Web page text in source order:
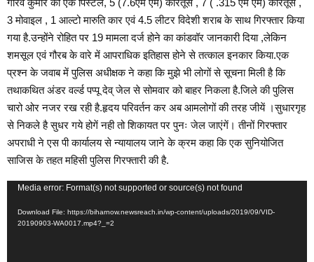
गौरव कुमार को एक पिस्टल, 5 (7.6एम एम) कारतूस , 7 ( .315 एम एम) कारतूस ,
3 मोवाइल , 1 आल्टो मारुति कार एवं 4.5 लीटर विदेशी शराब के साथ गिरफ्तार किया
गया है.उन्होंने रोहित पर 19 मामला दर्ज होने का कांडवॉर जानकारी दिया ,लेकिन
शमसूल एवं गौरब के वारे में आपराधिक इतिहास होने से तत्काल इनकार किया.एक
प्रश्न के जवाब में पुलिस अधीक्षक ने कहा कि मुझे भी लोगों से सूचना मिली है कि
तथाकथित अंडर वर्ल्ड पप्पू देव् जेल से सोमवार को बाहर निकला है.जिले की पुलिस
चारो ओर नजर रख रही है.हृदय परिवर्तन कर अब आमलोगों की तरह जीयें ।सुधारगृह
से निकले है सुधर गये होगें नही तो शिकायत पर पुनः जेल जाएंगें। तीनों गिरफ्तार
अपराधी ने एस पी कार्यालय से न्यायालय जाने के क्रम कहा कि एक सुनियोजित
साजिस के तहत महिसी पुलिस गिरफ्तारी की है.
Media error: Format(s) not supported or source(s) not found
Download File: https://biharnow.newsreach.in/wp-content/uploads/2019/09/VID-
20190903-WA0017.mp4?_=2